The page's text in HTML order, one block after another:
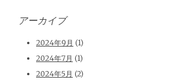
アーカイブ
2024年9月 (1)
2024年7月 (1)
2024年5月 (2)